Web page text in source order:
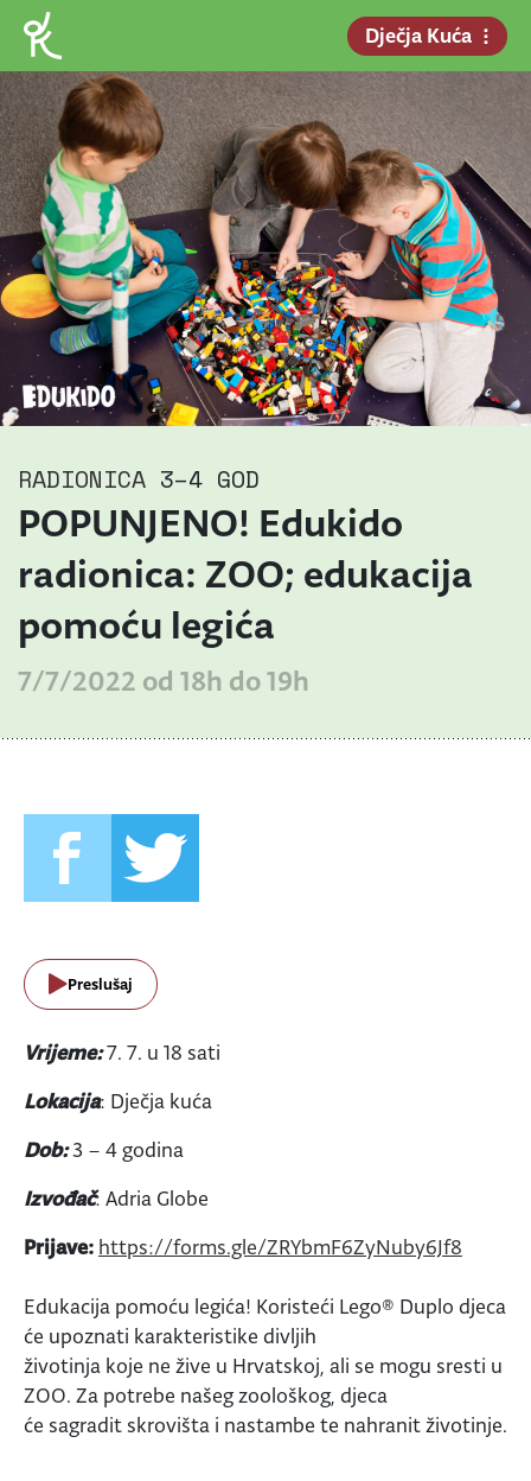
Dječja Kuća
RADIONICA 3–4 GOD
POPUNJENO! Edukido
radionica: ZOO; edukacija
pomoću legića
7/7/2022 od 18h do 19h
Preslušaj
Vrijeme:7. 7. u 18 sati
Lokacija: Dječja kuća
Dob:3 – 4 godina
Izvođač: Adria Globe
Prijave: https://forms.gle/ZRYbmF6ZyNuby6Jf8
Edukacija pomoću legića! Koristeći Lego® Duplo djeca
će upoznati karakteristike divljih
životinja koje ne žive u Hrvatskoj, ali se mogu sresti u
ZOO. Za potrebe našeg zoološkog, djeca
će sagradit skrovišta i nastambe te nahranit životinje.